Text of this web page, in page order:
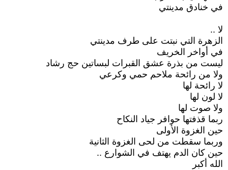
في خنادق مدينتي
لا ..
الزهرة التي نبتت على طرف مدينتي
في أواخر الخريف
ليست من بذرة عشق القبرات لبساتين حج رشاد
ولا من رائحة ملاحم حمي وكرعي
لا رائحة لها
لا لون لها
ولا صوت لها
ربما قذفتها حوافر جياد النكاح
حين الغزوة الأولى
وربما سقطت من لحى الغزوة الثانية
حين كان الدم يهتف في الشوارع ..
الله أكبر